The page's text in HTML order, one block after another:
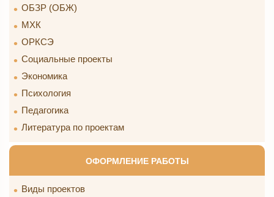
ОБЗР (ОБЖ)
МХК
ОРКСЭ
Социальные проекты
Экономика
Психология
Педагогика
Литература по проектам
ОФОРМЛЕНИЕ РАБОТЫ
Виды проектов